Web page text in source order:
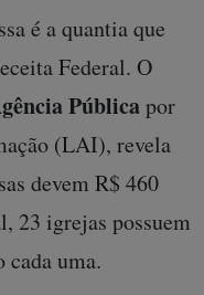
é a quantia que
Federal. O
Públicapor
(LAI), revela
devem R$ 460
23 igrejas possuem
uma.